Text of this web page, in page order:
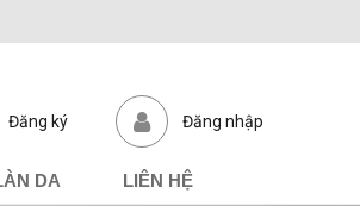
Đăng ký Đăng nhập
DA LIÊN HỆ